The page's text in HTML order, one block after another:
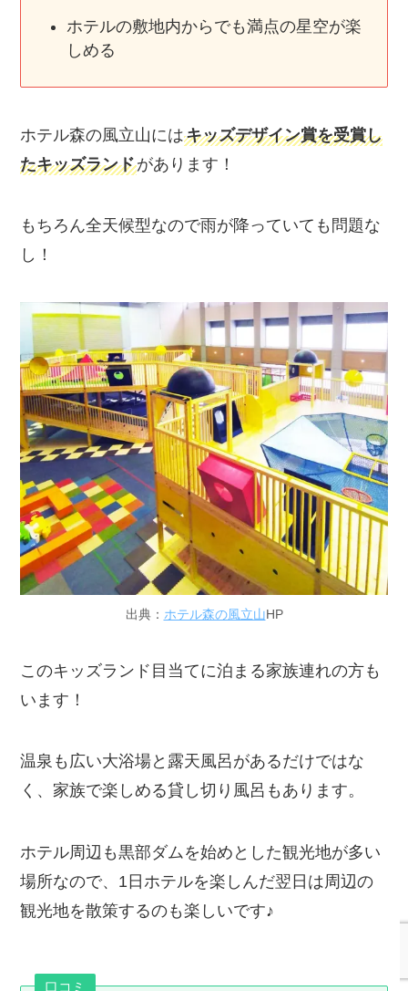
ホテルの敷地内からでも満点の星空が楽
しめる
ホテル森の風立山にはキッズデザイン賞を受賞し
たキッズランドがあります！
もちろん全天候型なので雨が降っていても問題な
し！
出典： ホテル森の風立山HP
このキッズランド目当てに泊まる家族連れの方も
います！
温泉も広い大浴場と露天風呂があるだけではな
く、家族で楽しめる貸し切り風呂もあります。
ホテル周辺も黒部ダムを始めとした観光地が多い
場所なので、1日ホテルを楽しんだ翌日は周辺の
観光地を散策するのも楽しいです♪
口コミ